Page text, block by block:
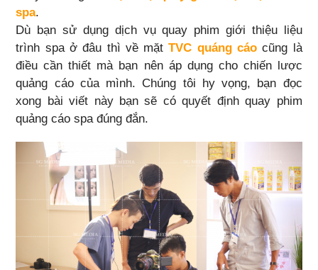
spa.
Dù bạn sử dụng dịch vụ quay phim giới thiệu liệu
trình spa ở đâu thì về mặt TVC quáng cáo cũng là
điều cần thiết mà bạn nên áp dụng cho chiến lược
quảng cáo của mình. Chúng tôi hy vọng, bạn đọc
xong bài viết này bạn sẽ có quyết định quay phim
quảng cáo spa đúng đắn.